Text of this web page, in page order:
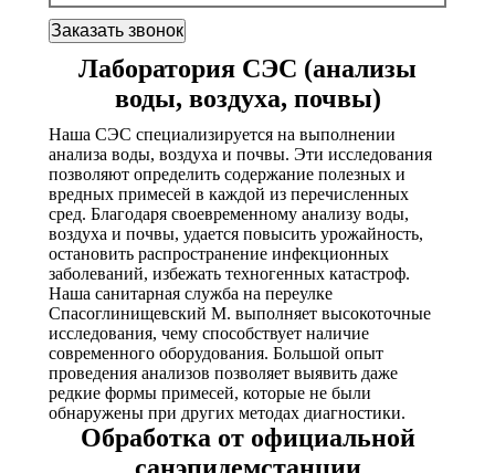
Лаборатория СЭС (анализы
воды, воздуха, почвы)
Наша СЭС специализируется на выполнении
анализа воды, воздуха и почвы. Эти исследования
позволяют определить содержание полезных и
вредных примесей в каждой из перечисленных
сред. Благодаря своевременному анализу воды,
воздуха и почвы, удается повысить урожайность,
остановить распространение инфекционных
заболеваний, избежать техногенных катастроф.
Наша санитарная служба на переулке
Спасоглинищевский М. выполняет высокоточные
исследования, чему способствует наличие
современного оборудования. Большой опыт
проведения анализов позволяет выявить даже
редкие формы примесей, которые не были
обнаружены при других методах диагностики.
Обработка от официальной